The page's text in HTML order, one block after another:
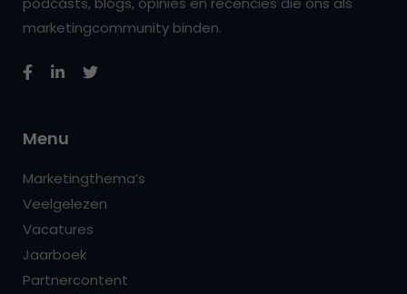
marketingcommunity binden.
Menu
Marketingthema’s
Veelgelezen
Vacatures
Jaarboek
Partnercontent